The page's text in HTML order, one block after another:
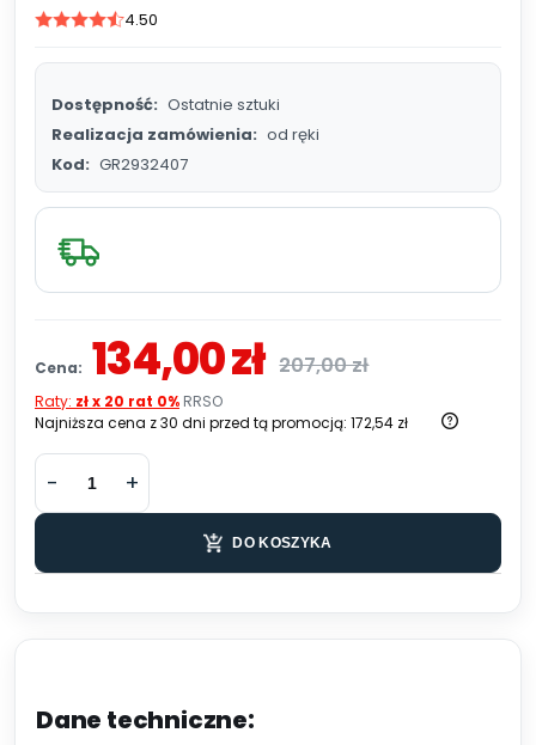
4.50
Dostępność: Ostatnie sztuki
Realizacja zamówienia: od ręki
Kod: GR2932407
Cena: 134,00 zł 207,00 zł
Raty: zł x 20 rat 0% RRSO
Najniższa cena z 30 dni przed tą promocją: 172,54 zł
DO KOSZYKA
Dane techniczne: